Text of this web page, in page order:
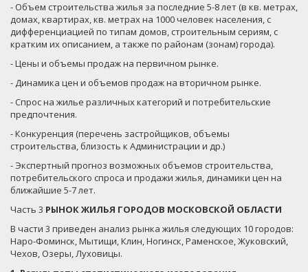
- Объем строительства жилья за последние 5-8 лет (в кв. метрах,
домах, квартирах, кв. метрах на 1000 человек населения, с
дифференциацией по типам домов, строительным сериям, с
кратким их описанием, а также по районам (зонам) города).
- Цены и объемы продаж на первичном рынке.
- Динамика цен и объемов продаж на вторичном рынке.
- Спрос на жилье различных категорий и потребительские
предпочтения.
- Конкуренция (перечень застройщиков, объемы
строительства, близость к Администрации и др.)
- Экспертный прогноз возможных объемов строительства,
потребительского спроса и продажи жилья, динамики цен на
ближайшие 5-7 лет.
Часть 3 РЫНОК ЖИЛЬЯ ГОРОДОВ МОСКОВСКОЙ ОБЛАСТИ
В части 3 приведен анализ рынка жилья следующих 10 городов:
Наро-Фоминск, Мытищи, Клин, Ногинск, Раменское, Жуковский,
Чехов, Озеры, Луховицы.